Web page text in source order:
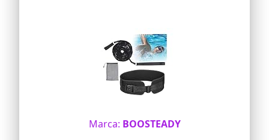
acuático, paracaídas para niños y mucho
Fácil de transportar: se puede utilizar en
hoteles, moteles y piscinas de cruceros.
También puede ser una cuerda de
seguridad fija para esnórquel, piscinas o
hijos seguros.
Marca: BOOSTEADY